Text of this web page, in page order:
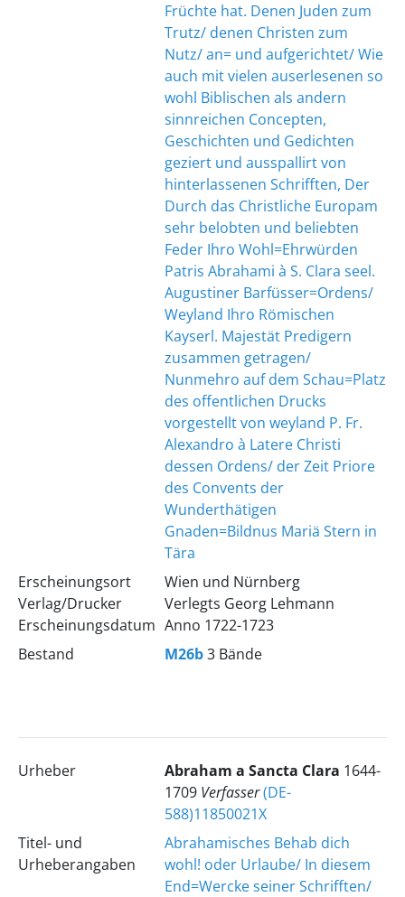
Früchte hat. Denen Juden zum
Trutz/ denen Christen zum
Nutz/ an= und aufgerichtet/ Wie
auch mit vielen auserlesenen so
wohl Biblischen als andern
sinnreichen Concepten,
Geschichten und Gedichten
geziert und ausspallirt von
hinterlassenen Schrifften, Der
Durch das Christliche Europam
sehr belobten und beliebten
Feder Ihro Wohl=Ehrwürden
Patris Abrahami à S. Clara seel.
Augustiner Barfüsser=Ordens/
Weyland Ihro Römischen
Kayserl. Majestät Predigern
zusammen getragen/
Nunmehro auf dem Schau=Platz
des offentlichen Drucks
vorgestellt von weyland P. Fr.
Alexandro à Latere Christi
dessen Ordens/ der Zeit Priore
des Convents der
Wunderthätigen
Gnaden=Bildnus Mariä Stern in
Tära
Erscheinungsort
Verlag/Drucker
Erscheinungsdatum
Wien und Nürnberg
Verlegts Georg Lehmann
Anno 1722-1723
Bestand
M26b3 Bände
Urheber Abraham a Sancta Clara 1644-
1709 Verfasser(DE-
588)11850021X
Titel- und
Urheberangaben
Abrahamisches Behab dich
wohl! oder Urlaube/ In diesem
End=Wercke seiner Schrifften/